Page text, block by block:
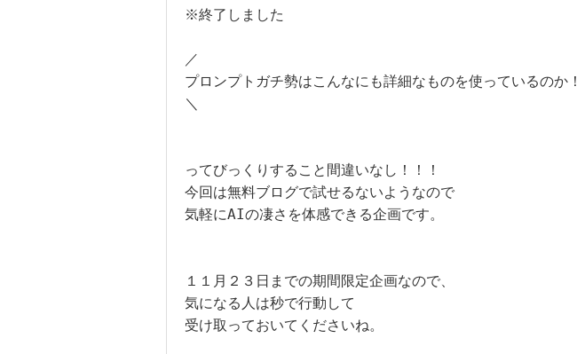
※終了しました
／
プロンプトガチ勢はこんなにも詳細なものを使っているのか！
＼
ってびっくりすること間違いなし！！！
今回は無料ブログで試せるないようなので
気軽にAIの凄さを体感できる企画です。
１１月２３日までの期間限定企画なので、
気になる人は秒で行動して
受け取っておいてくださいね。